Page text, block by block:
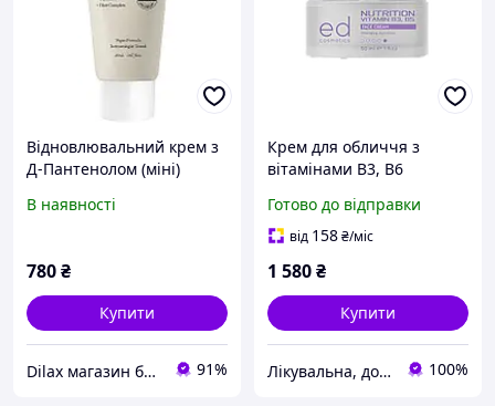
Відновлювальний крем з
Д-Пантенолом (міні)
Madecell Cream 20ml
В наявності
780₴
Купити
Dilax магазин брендових дитячих іграшок та товарів для батьків. 91%
Крем для обличчя з
вітамінами B3, B6
B5 FACE CREAM ED
Cosmetics, 50 мл
Готово до відправки
від 158₴/міс
1 580₴
Купити
Лікувальна, доглядова та професійна косметика 100%